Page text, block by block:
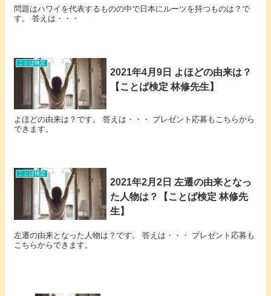
問題はハワイを代表するものの中で日本にルーツを持つものは？で
す。 答えは・・・
ことば検定
2021年4月9日 よほどの由来は？
【ことば検定 林修先生】
よほどの由来は？です。 答えは・・・ プレゼント応募もこちらから
できます。
ことば検定
2021年2月2日 左遷の由来となっ
た人物は？【ことば検定 林修先
生】
左遷の由来となった人物は？です。 答えは・・・ プレゼント応募も
こちらからできます。